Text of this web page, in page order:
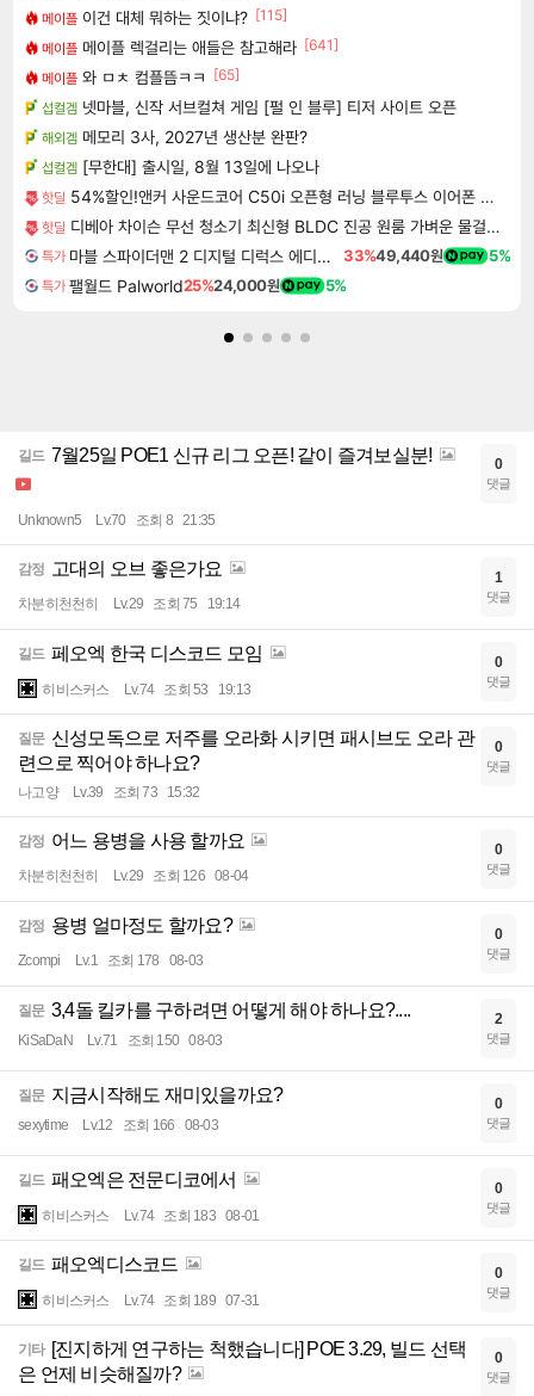
메이플 이건 대체 뭐하는 짓이냐? [115]
메이플 메이플 렉걸리는 애들은 참고해라 [641]
메이플 와 ㅁㅊ 컴플뜸ㅋㅋ
[65]
섭컬겜 넷마블, 신작 서브컬쳐 게임 [펄 인 블루] 티저 사이트 오픈
해외겜 메모리 3사, 2027년 생산분 완판?
섭컬겜 [무한대] 출시일, 8월 13일에 나오나
핫딜 54%할인!앤커 사운드코어 C50i 오픈형 러닝 블루투스 이어폰 D1101
핫딜 디베아 차이슨 무선 청소기 최신형 BLDC 진공 원룸 가벼운 물걸레 청소기
특가 마블 스파이더맨 2 디지털 디럭스 에디션 Marvel's Spider-Man 2 Digital Deluxe Edition 33%49,440원 5%
특가 팰월드 Palworld25%24,000원 5%
길드 7월25일 POE1 신규 리그 오픈! 같이 즐겨보실분!
Unknown5 Lv.70 조회 8 21:35
0
댓글
감정 고대의 오브 좋은가요
차분히천천히 Lv.29 조회 75 19:14
1
댓글
길드 페오엑 한국 디스코드 모임
히비스커스 Lv.74 조회 53 19:13
0
댓글
질문 신성모독으로 저주를 오라화 시키면 패시브도 오라 관
련으로 찍어야 하나요?
나고양 Lv.39 조회 73 15:32
0
댓글
감정 어느 용병을 사용 할까요
차분히천천히 Lv.29 조회 126 08-04
0
댓글
감정 용병 얼마정도 할까요?
Zcompi Lv.1 조회 178 08-03
0
댓글
질문 3,4돌 킬카를 구하려면 어떻게 해야 하나요?....
KiSaDaN Lv.71 조회 150 08-03
2
댓글
질문 지금시작해도 재미있을까요?
sexytime Lv.12 조회 166 08-03
0
댓글
길드 패오엑은 전문디코에서
히비스커스 Lv.74 조회 183 08-01
0
댓글
길드 패오엑디스코드
히비스커스 Lv.74 조회 189 07-31
0
댓글
기타 [진지하게 연구하는 척했습니다] POE 3.29, 빌드 선택
은 언제 비슷해질까?
0
댓글